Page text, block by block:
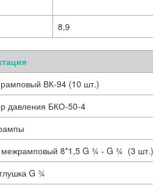
8,9
ВК-94 (10 шт.)
давления БКО-50-4
межрамповый 8*1,5 G ¾ - G ¾ (3 шт.)
G ¾